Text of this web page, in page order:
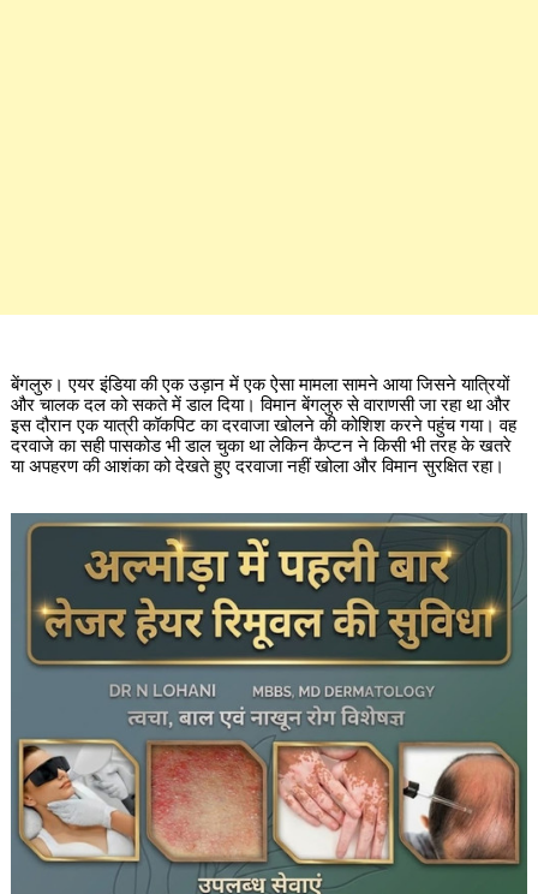
बेंगलुरु। एयर इंडिया की एक उड़ान में एक ऐसा मामला सामने आया जिसने यात्रियों
और चालक दल को सकते में डाल दिया। विमान बेंगलुरु से वाराणसी जा रहा था और
इस दौरान एक यात्री कॉकपिट का दरवाजा खोलने की कोशिश करने पहुंच गया। वह
दरवाजे का सही पासकोड भी डाल चुका था लेकिन कैप्टन ने किसी भी तरह के खतरे
या अपहरण की आशंका को देखते हुए दरवाजा नहीं खोला और विमान सुरक्षित रहा।